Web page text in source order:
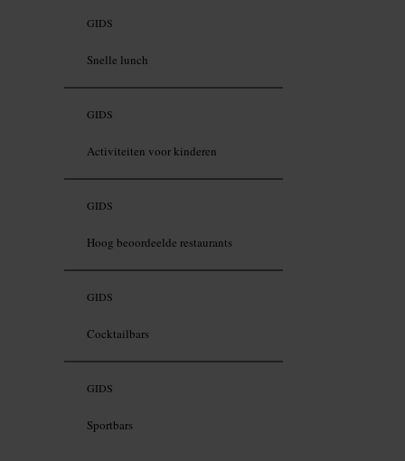
GIDS
Snelle lunch
GIDS
Activiteiten voor kinderen
GIDS
Hoog beoordeelde restaurants
GIDS
Cocktailbars
GIDS
Sportbars